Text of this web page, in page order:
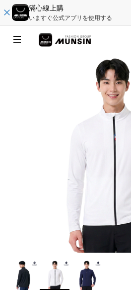
滿心線上購
いますぐ公式アプリを使用する